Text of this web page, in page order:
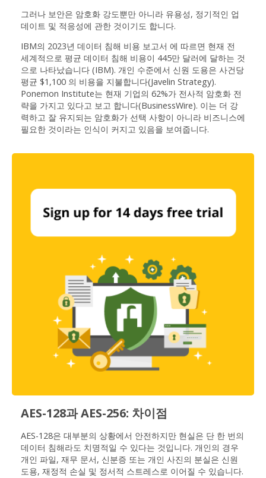
그러나 보안은 암호화 강도뿐만 아니라 유용성, 정기적인 업
데이트 및 적응성에 관한 것이기도 합니다.
IBM의 2023년 데이터 침해 비용 보고서 에 따르면 현재 전
세계적으로 평균 데이터 침해 비용이 445만 달러에 달하는 것
으로 나타났습니다 (IBM). 개인 수준에서 신원 도용은 사건당
평균 $1,100 의 비용을 지불합니다(Javelin Strategy).
Ponemon Institute는 현재 기업의 62%가 전사적 암호화 전
략을 가지고 있다고 보고 합니다(BusinessWire). 이는 더 강
력하고 잘 유지되는 암호화가 선택 사항이 아니라 비즈니스에
필요한 것이라는 인식이 커지고 있음을 보여줍니다.
AES-128과 AES-256: 차이점
AES-128은 대부분의 상황에서 안전하지만 현실은 단 한 번의
데이터 침해라도 치명적일 수 있다는 것입니다. 개인의 경우
개인 파일, 재무 문서, 신분증 또는 개인 사진의 분실은 신원
도용, 재정적 손실 및 정서적 스트레스로 이어질 수 있습니다.